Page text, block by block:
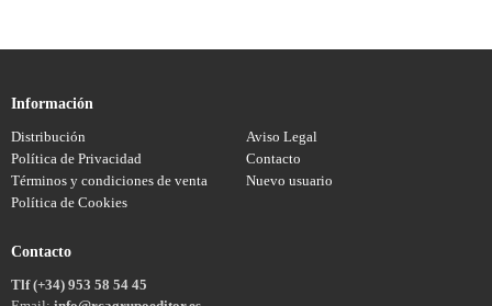
Información
Distribución
Aviso Legal
Política de Privacidad
Contacto
Términos y condiciones de venta
Nuevo usuario
Política de Cookies
Contacto
Tlf (+34) 953 58 54 45